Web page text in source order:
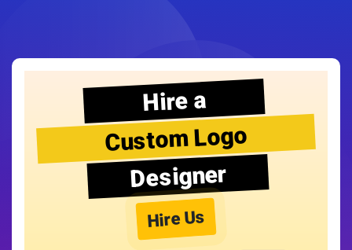
Hire a
Custom Logo
Designer
Hire Us